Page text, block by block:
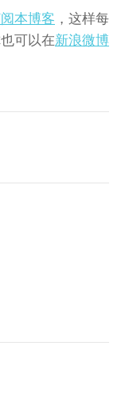
本博客 ，这样每
可以在新浪微博